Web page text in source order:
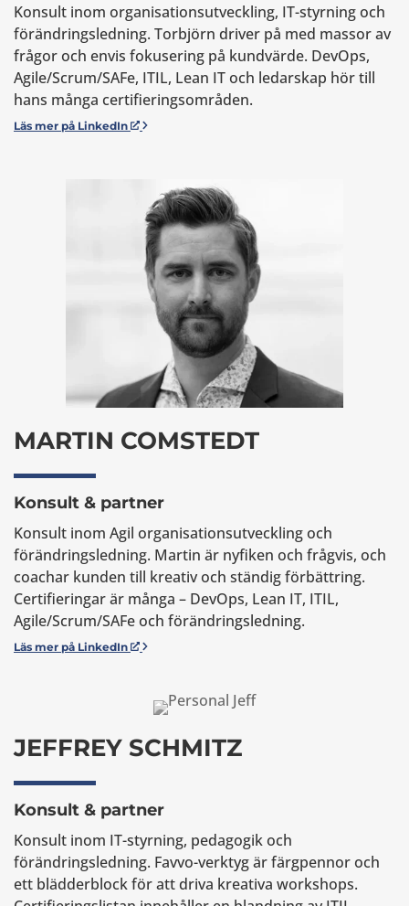
Konsult inom organisationsutveckling, IT-styrning och
förändringsledning. Torbjörn driver på med massor av
frågor och envis fokusering på kundvärde. DevOps,
Agile/Scrum/SAFe, ITIL, Lean IT och ledarskap hör till
hans många certifieringsområden.
Läs mer på LinkedIn
MARTIN COMSTEDT
Konsult & partner
Konsult inom Agil organisationsutveckling och
förändringsledning. Martin är nyfiken och frågvis, och
coachar kunden till kreativ och ständig förbättring.
Certifieringar är många – DevOps, Lean IT, ITIL,
Agile/Scrum/SAFe och förändringsledning.
Läs mer på LinkedIn
JEFFREY SCHMITZ
Konsult & partner
Konsult inom IT-styrning, pedagogik och
förändringsledning. Favvo-verktyg är färgpennor och
ett blädderblock för att driva kreativa workshops.